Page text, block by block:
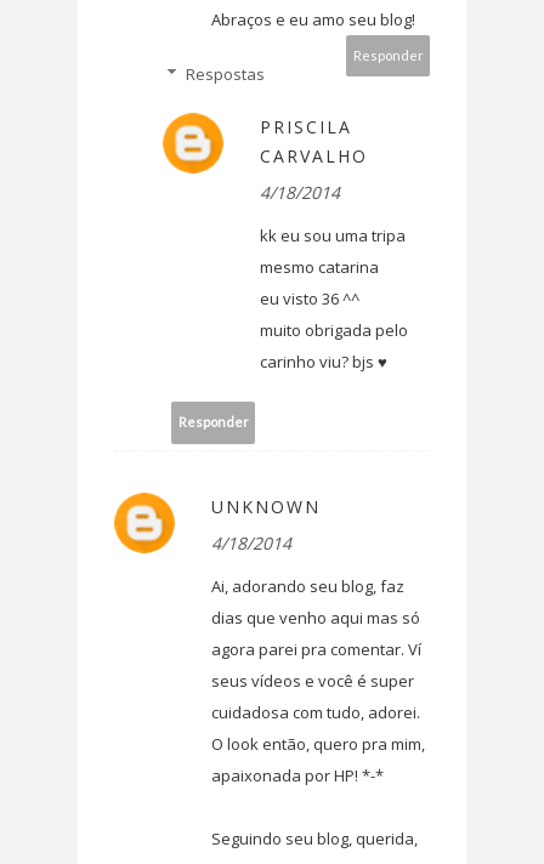
Abraços e eu amo seu blog!
Responder
Respostas
PRISCILA
CARVALHO
4/18/2014
kk eu sou uma tripa
mesmo catarina
eu visto 36 ^^
muito obrigada pelo
carinho viu? bjs ♥
Responder
UNKNOWN
4/18/2014
Ai, adorando seu blog, faz
dias que venho aqui mas só
agora parei pra comentar. Ví
seus vídeos e você é super
cuidadosa com tudo, adorei.
O look então, quero pra mim,
apaixonada por HP! *-*
Seguindo seu blog, querida,